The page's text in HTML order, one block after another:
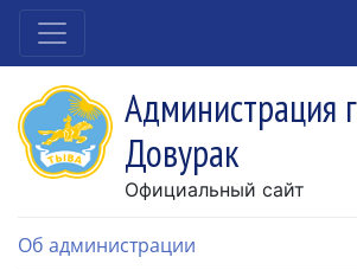
Администрация
Довурак
Официальный сайт
Об администрации